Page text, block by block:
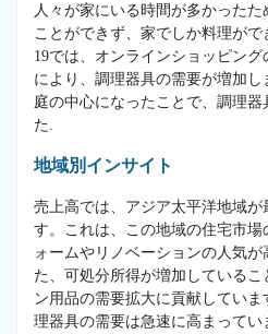
人々が家にいる時間が多かった
ことができず、家でしか料理が
19では、オンラインショッピン
により、調理器具の需要が増加
庭の中心になったことで、調理
た.
地域別インサイト
売上高では、アジア太平洋地域が
す。これは、この地域の住宅市
ォームやリノベーションの人気
た、可処分所得が増加している
ン用品の需要拡大に貢献してい
理器具の需要は急速に高まって